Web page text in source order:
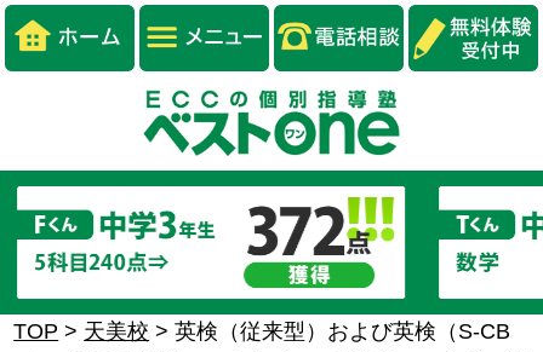
TOP > 天美校 >英検（従来型）および英検（S-CB